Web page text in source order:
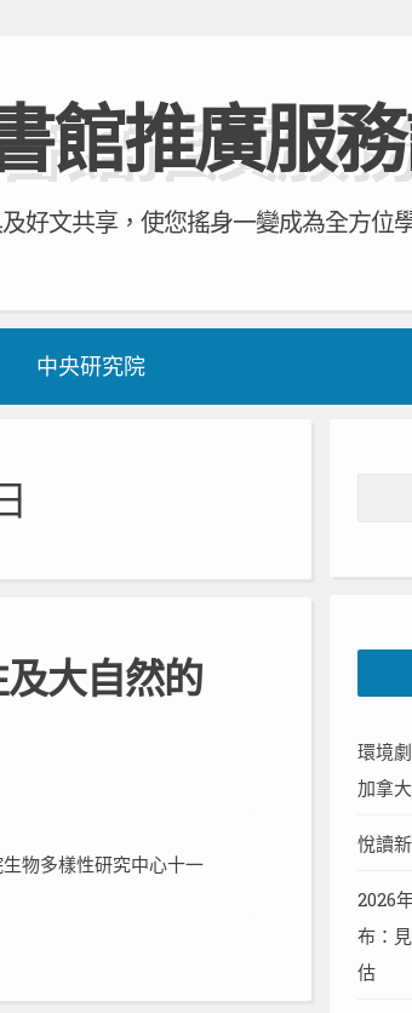
館推廣服
好文共享，使您搖身一變成為全方位
中央研究院
大自然的
物多樣性研究中心十一
尋
環境
加拿
悅讀
2026
布：
估